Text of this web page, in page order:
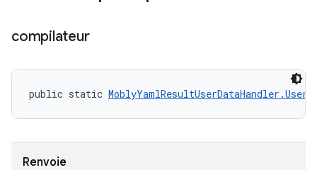
compilateur
public static
Renvoie